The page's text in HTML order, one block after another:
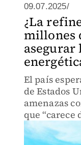
09.07.2025/
¿La
millones
El país
de Estados
amenazas
que
de